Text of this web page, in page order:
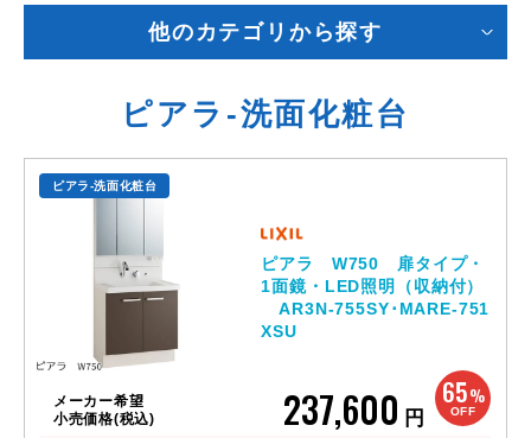
他のカテゴリから探す
ピアラ-洗面化粧台
ピアラ-洗面化粧台
ピアラ W750 扉タイプ・
1面鏡・LED照明（収納付）
AR3N-755SY･MARE-751
XSU
65%
OFF
メーカー希望
小売価格(税込)
237,600 円